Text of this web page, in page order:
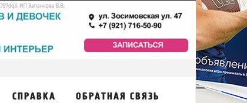
СПРАВКА ОБРАТНАЯ СВЯЗЬ